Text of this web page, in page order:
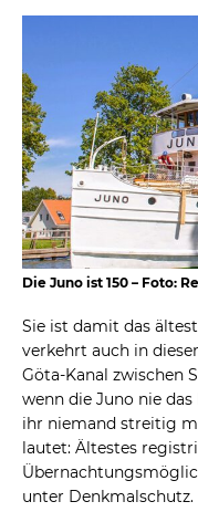
Die Juno ist 150 – Foto:
Sie ist damit das
verkehrt auch in
Göta-Kanal zwischen
wenn die Juno nie
ihr niemand streitig
lautet: Ältestes
unter Denkmalschutz.